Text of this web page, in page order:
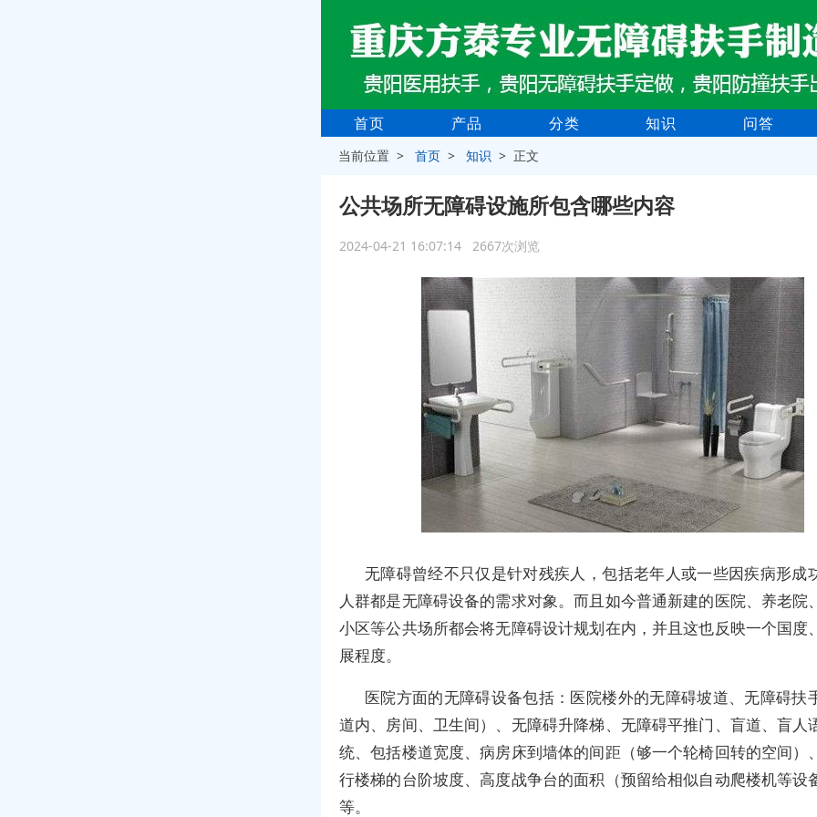
首页 产品 分类 知识 问答
当前位置 >首页 >知识 > 正文
公共场所无障碍设施所包含哪些内容
2024-04-21 16:07:14 2667次浏览
无障碍曾经不只仅是针对残疾人，包括老年人或一些因疾病形成
人群都是无障碍设备的需求对象。而且如今普通新建的医院、养老院
小区等公共场所都会将无障碍设计规划在内，并且这也反映一个国度
展程度。
医院方面的无障碍设备包括：医院楼外的无障碍坡道、无障碍扶
道内、房间、卫生间）、无障碍升降梯、无障碍平推门、盲道、盲人
统、包括楼道宽度、病房床到墙体的间距（够一个轮椅回转的空间）
行楼梯的台阶坡度、高度战争台的面积（预留给相似自动爬楼机等设
等。